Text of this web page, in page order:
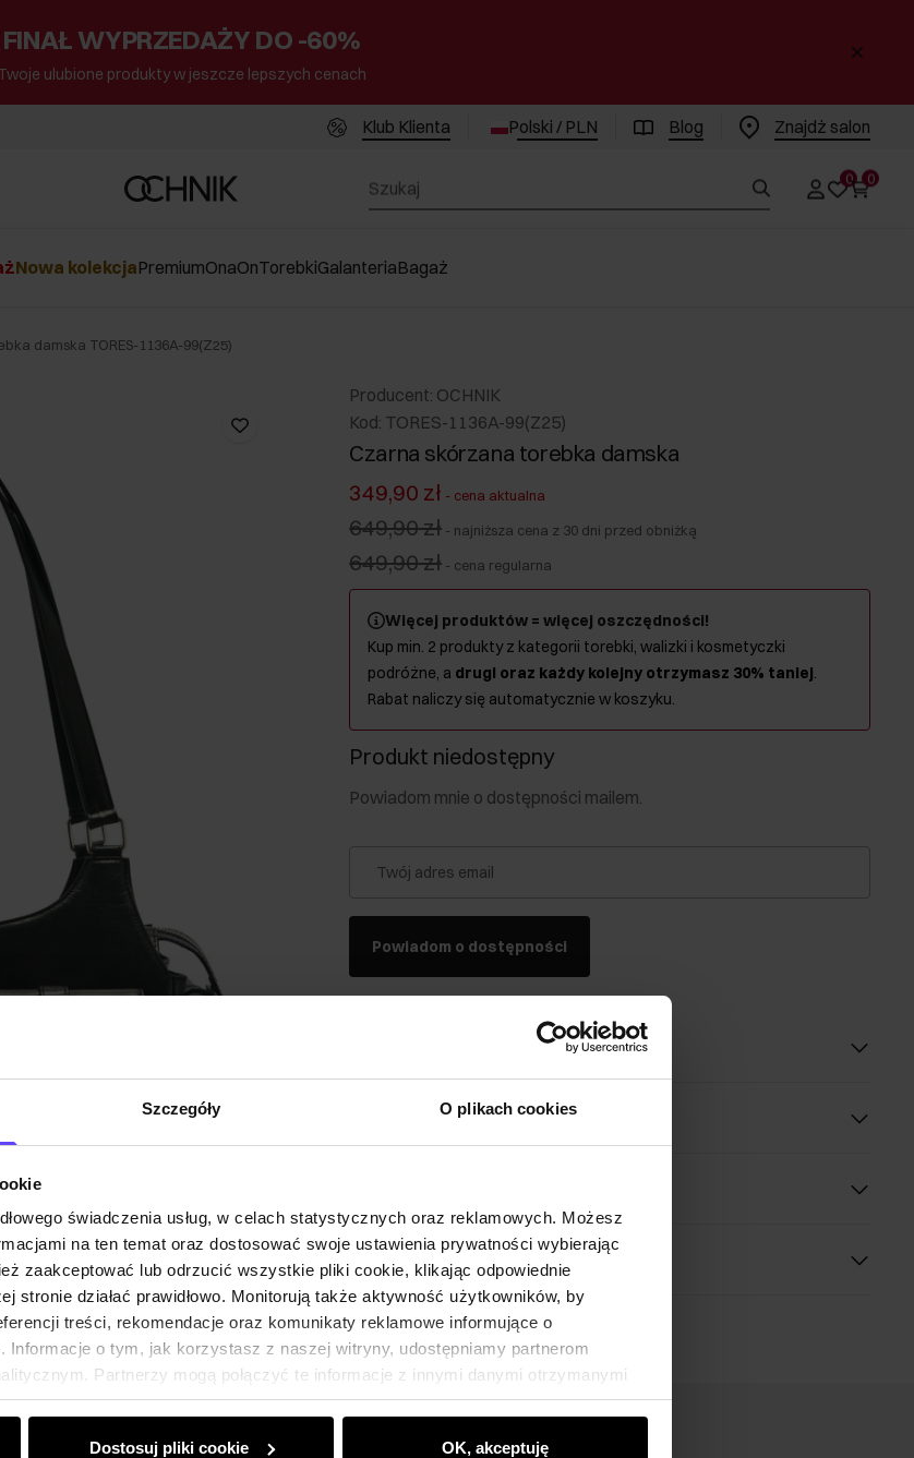
Szczegóły O plikach cookies
świadczenia usług, w celach statystycznych oraz reklamowych. Możesz
na ten temat oraz dostosować swoje ustawienia prywatności wybierając
zaakceptować lub odrzucić wszystkie pliki cookie, klikając odpowiednie
stronie działać prawidłowo. Monitorują także aktywność użytkowników, by
treści, rekomendacje oraz komunikaty reklamowe informujące o
Informacje o tym, jak korzystasz z naszej witryny, udostępniamy partnerom
Partnerzy mogą połączyć te informacje z innymi danymi otrzymanymi
z ich usług.
Dostosuj pliki cookie OK, akceptuję
FINAŁ WYPRZEDAŻY DO -60%
ulubione produkty w jeszcze lepszych cenach
Klub Klienta Polski / PLN Blog Znajdż salon
0 0
Nowa kolekcjaPremiumOnaOnTorebkiGalanteriaBagaż
damska TORES-1136A-99(Z25)
Producent: OCHNIK
Kod: TORES-1136A-99(Z25)
Czarna skórzana torebka damska
349,90 zł - cena aktualna
649,90 zł - najniższa cena z 30 dni przed obniżką
649,90 zł - cena regularna
Więcej produktów = więcej oszczędności!
Kup min. 2 produkty z kategorii torebki, walizki i kosmetyczki
podróżne, a drugi oraz każdy kolejny otrzymasz 30% taniej.
Rabat naliczy się automatycznie w koszyku.
Produkt niedostępny
Powiadom mnie o dostępności mailem.
Twój adres email
Powiadom o dostępności
Szczegóły
Opinie